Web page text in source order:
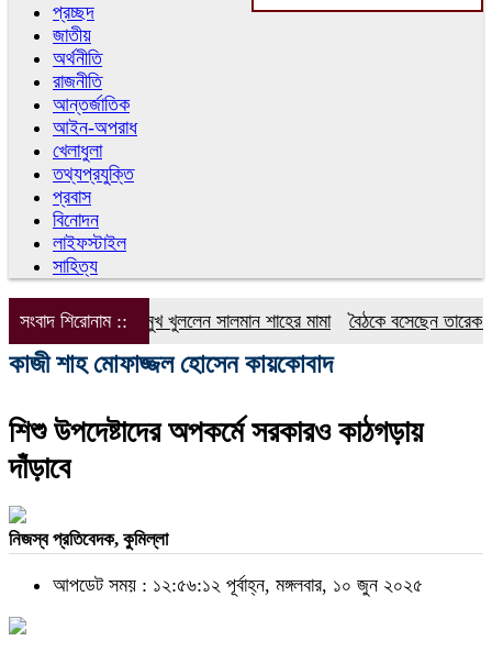
প্রচ্ছদ
জাতীয়
অর্থনীতি
রাজনীতি
আন্তর্জাতিক
আইন-অপরাধ
খেলাধুলা
তথ্যপ্রযুক্তি
প্রবাস
বিনোদন
লাইফস্টাইল
সাহিত্য
সংবাদ শিরোনাম ::এবার মুখ খুললেন সালমান শাহের মামা বৈঠকে বসেছেন তারেক
কাজী শাহ মোফাজ্জল হোসেন কায়কোবাদ
শিশু উপদেষ্টাদের অপকর্মে সরকারও কাঠগড়ায়
দাঁড়াবে
নিজস্ব প্রতিবেদক, কুমিল্লা
আপডেট সময় : ১২:৫৬:১২ পূর্বাহ্ন, মঙ্গলবার, ১০ জুন ২০২৫